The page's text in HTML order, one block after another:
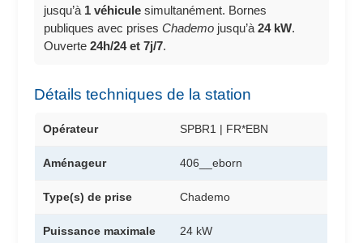
jusqu’à 1 véhicule simultanément. Bornes
publiques avec prisesChademo jusqu’à24 kW.
Ouverte24h/24 et 7j/7.
Détails techniques de la station
Opérateur SPBR1 | FR*EBN
Aménageur 406__eborn
Type(s) de prise Chademo
Puissance maximale 24 kW